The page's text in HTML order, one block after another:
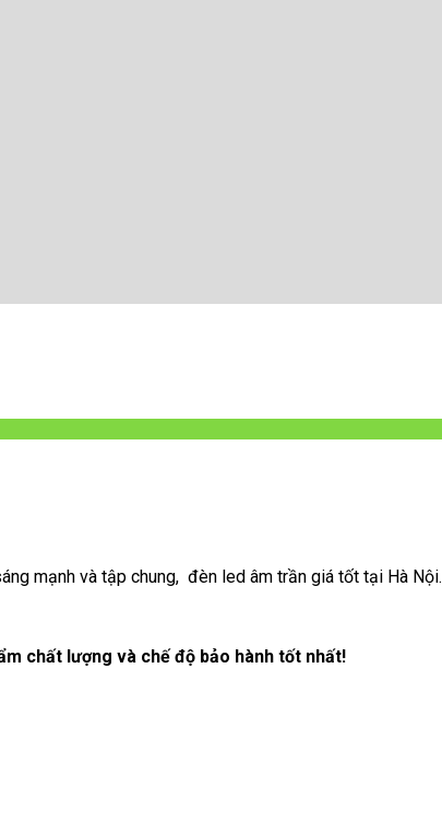
mạnh và tập chung, đèn led âm trần giá tốt tại Hà Nội.
chất lượng và chế độ bảo hành tốt nhất!